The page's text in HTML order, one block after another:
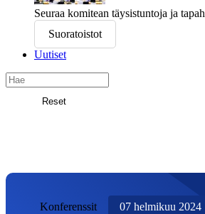
Seuraa komitean täysistuntoja ja
Suoratoistot
Uutiset
Search
in
EuroopanReset
Konferenssit 07 helmikuu 2024